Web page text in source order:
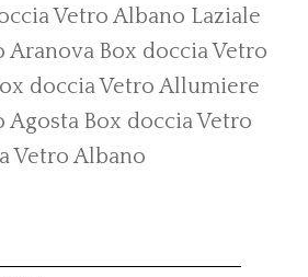
Vetro Albano Laziale
Aranova Box doccia Vetro
doccia Vetro Allumiere
Agosta Box doccia Vetro
Vetro Albano